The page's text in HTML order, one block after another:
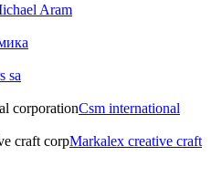
Aram
sa
Csm international
Markalex creative craft